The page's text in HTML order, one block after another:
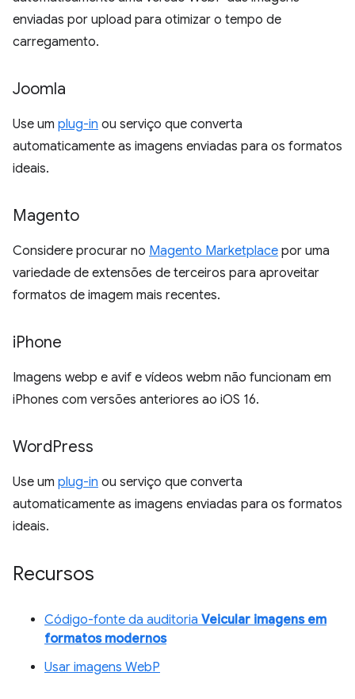
enviadas por upload para otimizar o tempo de
carregamento.
Joomla
Use um plug-in ou serviço que converta
automaticamente as imagens enviadas para os formatos
ideais.
Magento
Considere procurar no Magento Marketplace por uma
variedade de extensões de terceiros para aproveitar
formatos de imagem mais recentes.
iPhone
Imagens webp e avif e vídeos webm não funcionam em
iPhones com versões anteriores ao iOS 16.
WordPress
Use um plug-in ou serviço que converta
automaticamente as imagens enviadas para os formatos
ideais.
Recursos
Código-fonte da auditoria Veicular imagens em
formatos modernos
Usar imagens WebP